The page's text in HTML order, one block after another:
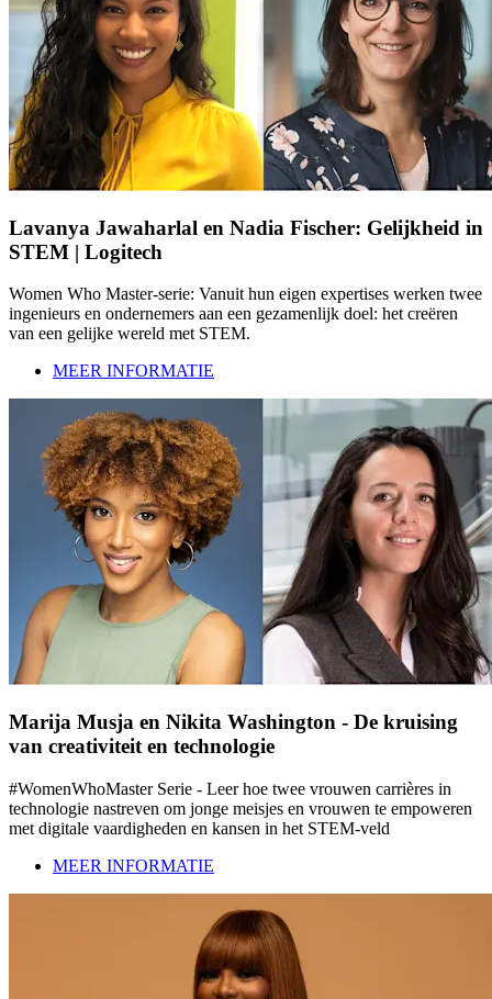
Lavanya Jawaharlal en Nadia Fischer: Gelijkheid in
STEM | Logitech
Women Who Master-serie: Vanuit hun eigen expertises werken twee
ingenieurs en ondernemers aan een gezamenlijk doel: het creëren
van een gelijke wereld met STEM.
MEER INFORMATIE
Marija Musja en Nikita Washington - De kruising
van creativiteit en technologie
#WomenWhoMaster Serie - Leer hoe twee vrouwen carrières in
technologie nastreven om jonge meisjes en vrouwen te empoweren
met digitale vaardigheden en kansen in het STEM-veld
MEER INFORMATIE